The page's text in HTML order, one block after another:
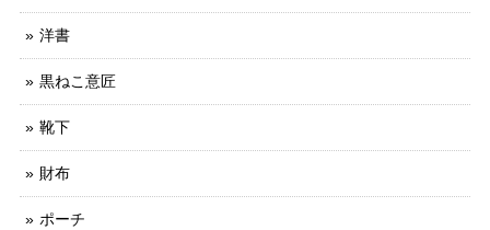
洋書
黒ねこ意匠
靴下
財布
ポーチ